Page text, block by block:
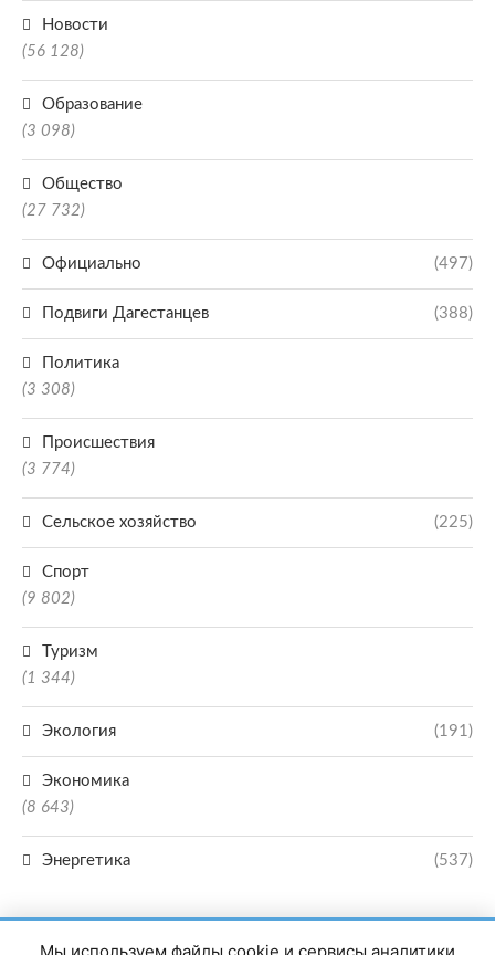
Новости
(56 128)
Образование
(3 098)
Общество
(27 732)
Официально (497)
Подвиги Дагестанцев (388)
Политика
(3 308)
Происшествия
(3 774)
Сельское хозяйство (225)
Спорт
(9 802)
Туризм
(1 344)
Экология (191)
Экономика
(8 643)
Энергетика (537)